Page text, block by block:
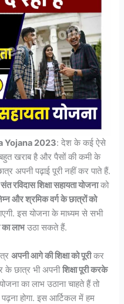
Yojana 2023: देश के कई ऐसे
बहुत खराब है और पैसों की कमी के
अपनी पढ़ाई पूरी नहीं कर पाते हैं.
संत रविदास शिक्षा सहायता योजनाको
और श्रमिक वर्ग के छात्रों को
इस योजना के माध्यम से सभी
का लाभउठा सकते हैं.
अपनी आगे की शिक्षा को पूरीकर
के छात्र भी अपनीशिक्षा पूरी करके
का लाभ उठाना चाहते हैं तो
होगा. इस आर्टिकल में हम